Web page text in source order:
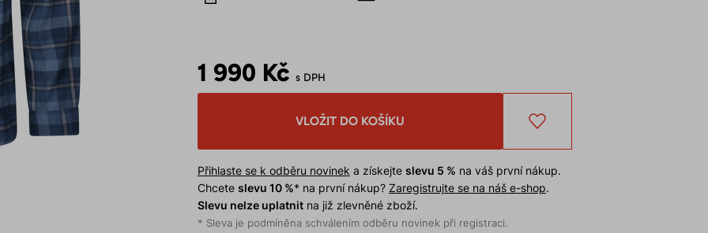
1 990 Kč s DPH
VLOŽIT DO KOŠÍKU
Přihlaste se k odběru novinek a získejte slevu 5 % na váš první nákup.
Chcete slevu 10 %* na první nákup? Zaregistrujte se na náš e-shop.
Slevu nelze uplatnitna již zlevněné zboží.
* Sleva je podmíněna schválením odběru novinek při registraci.